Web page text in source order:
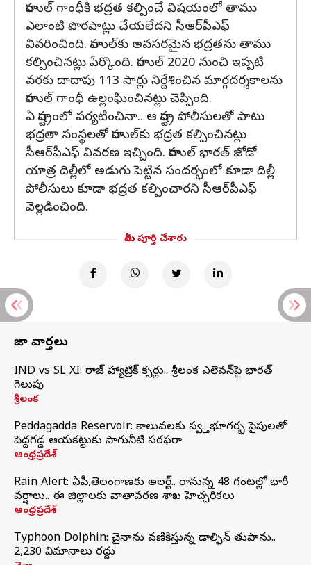
రాహుల్ గాంధీకి భద్రత కల్పించే విషయంలో తాము
ఎలాంటి పొరపాట్లు చేయలేదని సీఆర్‌పీఎఫ్
వివరించింది. రాహుల్‌కు అవసరమైన భద్రతను తాము
కల్పించినట్లు పేర్కొంది. రాహుల్ 2020 నుంచి ఇప్పటి
వరకు దాదాపు 113 సార్లు నిర్దేశించిన మార్గదర్శకాలను
రాహుల్ గాంధీ ఉల్లంఘించినట్లు చెప్పింది.
ఏ రాష్ట్రంలో పర్యటించినా.. ఆ రాష్ట్ర పోలీసులతో పాటు
భద్రతా సంస్థలతో రాహుల్‌కు భద్రత కల్పించినట్లు
సీఆర్‌పీఎఫ్ వివరణ ఇచ్చింది. రాహుల్ భారత్ జోడో
యాత్ర దిల్లీలో అడుగు పెట్టిన సందర్భంలో కూడా దిల్లీ
పోలీసులు కూడా భద్రత కల్పించారని సీఆర్‌పీఎఫ్
వెల్లడించింది.
మీరు పూర్తి చేశారు
తాజా వార్తలు
IND vs SL XI: సిరాజ్‌ హ్యాట్రిక్‌ సిక్సర్లు.. శ్రీలంక ఎలెవన్‌పై భారత్‌
గెలుపు
శ్రీలంక
Peddagadda Reservoir: కాలువలకు స్వస్తి.. భూగర్భ పైపులతో
పెద్దగడ్డ ఆయకట్టుకు సాగునీటి సరఫరా
ఆంధ్రప్రదేశ్
Rain Alert: ఏపీ,తెలంగాణకు అలర్ట్.. రానున్న 48 గంటల్లో భారీ
వర్షాలు.. ఈ జిల్లాలకు వాతావరణ శాఖ హెచ్చరికలు
ఆంధ్రప్రదేశ్
Typhoon Dolphin: చైనాను వణికిస్తున్న డాల్ఫిన్‌ తుపాను..
2,230 విమానాలు రద్దు